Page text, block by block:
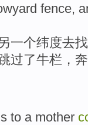
fence,
另一个纬度去找
过了牛栏 ，
to a mother